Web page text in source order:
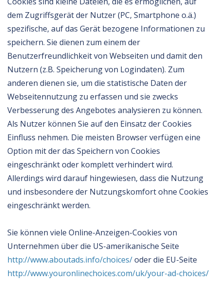
dem Zugriffsgerät der Nutzer (PC, Smartphone o.ä.)
spezifische, auf das Gerät bezogene Informationen zu
speichern. Sie dienen zum einem der
Benutzerfreundlichkeit von Webseiten und damit den
Nutzern (z.B. Speicherung von Logindaten). Zum
anderen dienen sie, um die statistische Daten der
Webseitennutzung zu erfassen und sie zwecks
Verbesserung des Angebotes analysieren zu können.
Als Nutzer können Sie auf den Einsatz der Cookies
Einfluss nehmen. Die meisten Browser verfügen eine
Option mit der das Speichern von Cookies
eingeschränkt oder komplett verhindert wird.
Allerdings wird darauf hingewiesen, dass die Nutzung
und insbesondere der Nutzungskomfort ohne Cookies
eingeschränkt werden.
Sie können viele Online-Anzeigen-Cookies von
Unternehmen über die US-amerikanische Seite
http://www.aboutads.info/choices/oder die EU-Seite
http://www.youronlinechoices.com/uk/your-ad-choices/